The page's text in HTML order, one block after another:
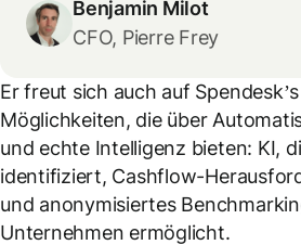
Benjamin Milot
CFO, Pierre Frey
Er freut sich auch auf
Möglichkeiten, die über
und echte Intelligenz bieten: KI,
identifiziert, Cashflow-
und anonymisiertes
Unternehmen ermöglicht.